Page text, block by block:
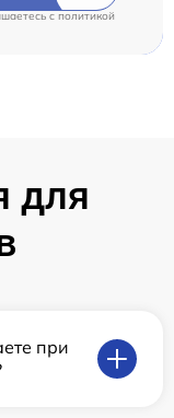
c политикой
для
при